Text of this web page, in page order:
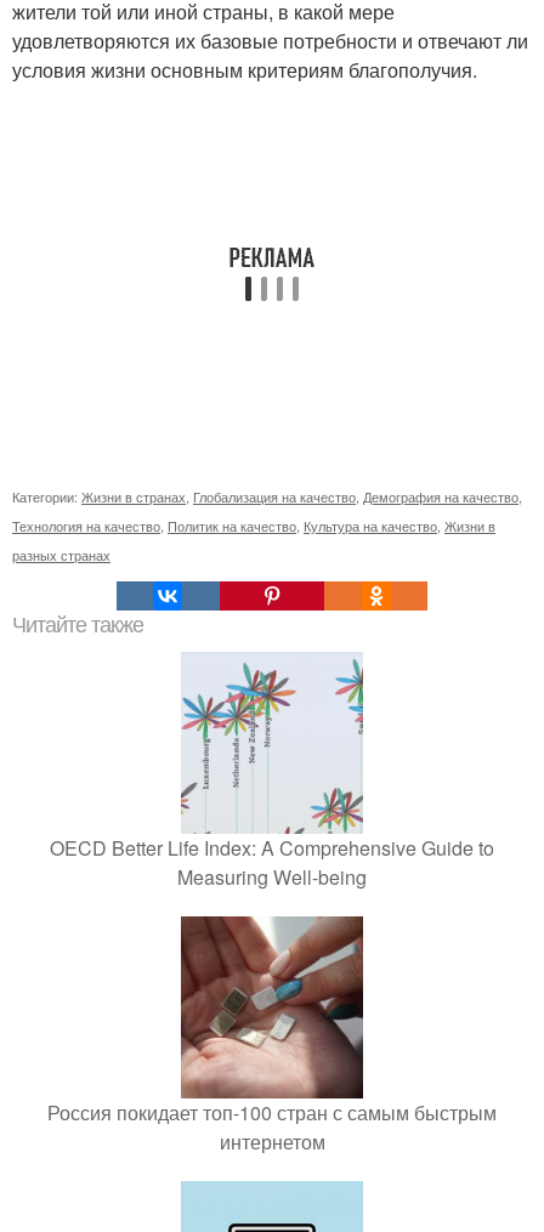
жители той или иной страны, в какой мере
удовлетворяются их базовые потребности и отвечают ли
условия жизни основным критериям благополучия.
Категории: Жизни в странах Глобализация на качество Демография на качество
Технология на качество Политик на качество Культура на качество Жизни в
разных странах
Читайте также
OECD Better Life Index: A Comprehensive Guide to
Measuring Well-being
Россия покидает топ-100 стран с самым быстрым
интернетом